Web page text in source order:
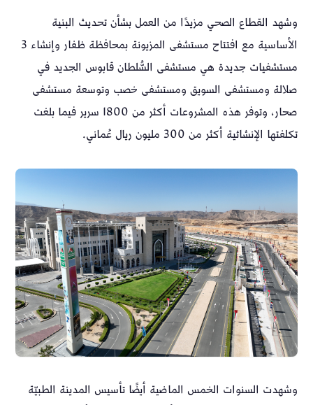
وشهد القطاع الصحي مزيدًا من العمل بشأن تحديث البنية
الأساسية مع افتتاح مستشفى المزيونة بمحافظة ظفار وإنشاء 3
مستشفيات جديدة هي مستشفى السُّلطان قابوس الجديد في
صلالة ومستشفى السويق ومستشفى خصب وتوسعة مستشفى
صحار، وتوفر هذه المشروعات أكثر من 1800 سرير فيما بلغت
تكلفتها الإنشائية أكثر من 300 مليون ريال عُماني.
وشهدت السنوات الخمس الماضية أيضًا تأسيس المدينة الطبيّة